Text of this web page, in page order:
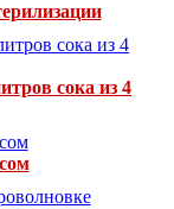
сока из 4